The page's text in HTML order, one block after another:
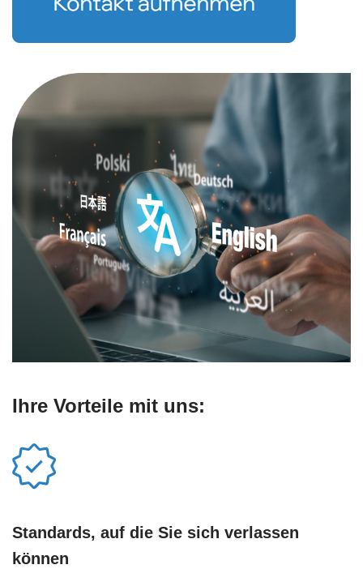
Ihre Vorteile mit uns:
Standards, auf die Sie sich verlassen
können